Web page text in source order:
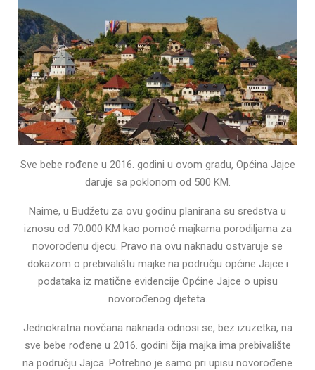
Sve bebe rođene u 2016. godini u ovom gradu, Općina Jajce
daruje sa poklonom od 500 KM.
Naime, u Budžetu za ovu godinu planirana su sredstva u
iznosu od 70.000 KM kao pomoć majkama porodiljama za
novorođenu djecu. Pravo na ovu naknadu ostvaruje se
dokazom o prebivalištu majke na području općine Jajce i
podataka iz matične evidencije Općine Jajce o upisu
novorođenog djeteta.
Jednokratna novčana naknada odnosi se, bez izuzetka, na
sve bebe rođene u 2016. godini čija majka ima prebivalište
na području Jajca. Potrebno je samo pri upisu novorođene